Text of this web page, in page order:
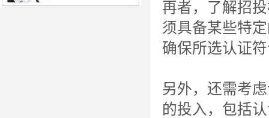
再者，了解招
须具备某些特
确保所选认证
另外，还需考
的投入，包括